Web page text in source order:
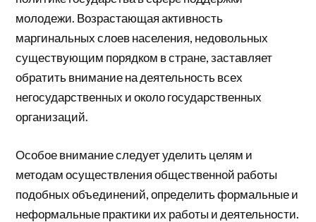
молодежи. Возрастающая активность
маргинальных слоев населения, недовольных
существующим порядком в стране, заставляет
обратить внимание на деятельность всех
негосударственных и около государственных
организаций.
Особое внимание следует уделить целям и
методам осуществления общественной работы
подобных объединений, определить формальные и
неформальные практики их работы и деятельности.